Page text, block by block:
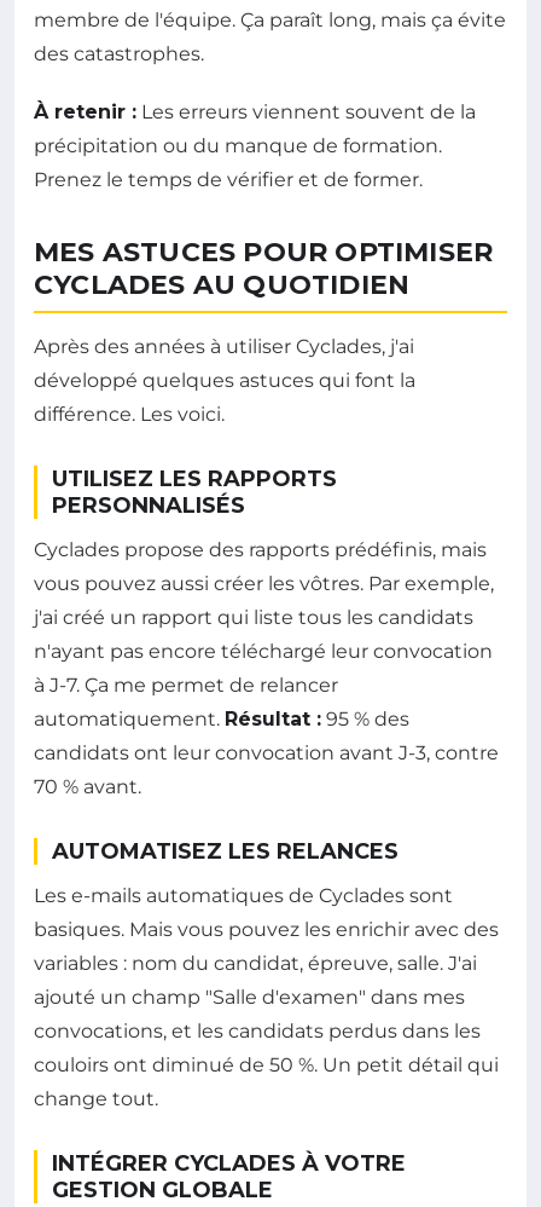
membre de l'équipe. Ça paraît long, mais ça évite
des catastrophes.
À retenir : Les erreurs viennent souvent de la
précipitation ou du manque de formation.
Prenez le temps de vérifier et de former.
MES ASTUCES POUR OPTIMISER
CYCLADES AU QUOTIDIEN
Après des années à utiliser Cyclades, j'ai
développé quelques astuces qui font la
différence. Les voici.
UTILISEZ LES RAPPORTS
PERSONNALISÉS
Cyclades propose des rapports prédéfinis, mais
vous pouvez aussi créer les vôtres. Par exemple,
j'ai créé un rapport qui liste tous les candidats
n'ayant pas encore téléchargé leur convocation
à J-7. Ça me permet de relancer
automatiquement. Résultat : 95 % des
candidats ont leur convocation avant J-3, contre
70 % avant.
AUTOMATISEZ LES RELANCES
Les e-mails automatiques de Cyclades sont
basiques. Mais vous pouvez les enrichir avec des
variables : nom du candidat, épreuve, salle. J'ai
ajouté un champ "Salle d'examen" dans mes
convocations, et les candidats perdus dans les
couloirs ont diminué de 50 %. Un petit détail qui
change tout.
INTÉGRER CYCLADES À VOTRE
GESTION GLOBALE